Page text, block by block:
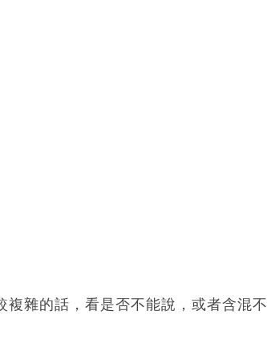
雜的話，看是否不能說，或者含混不